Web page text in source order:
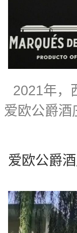
2021年，
爱欧公爵酒
爱欧公爵